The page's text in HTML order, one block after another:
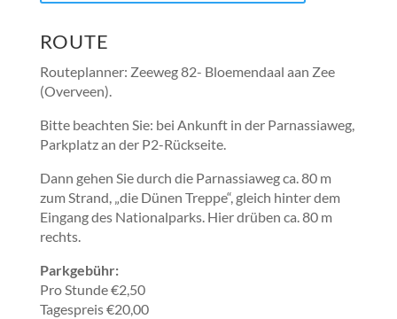
ROUTE
Routeplanner: Zeeweg 82- Bloemendaal aan Zee
(Overveen).
Bitte beachten Sie: bei Ankunft in der Parnassiaweg,
Parkplatz an der P2-Rückseite.
Dann gehen Sie durch die Parnassiaweg ca. 80 m
zum Strand, „die Dünen Treppe“, gleich hinter dem
Eingang des Nationalparks. Hier drüben ca. 80 m
rechts.
Parkgebühr:
Pro Stunde €2,50
Tagespreis €20,00